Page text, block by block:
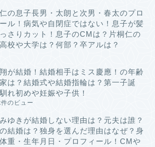
の息子長男・太朗と次男・春太のプロ
ル！病気や自閉症ではない！息子が髪
さりカット！息子のCMは？片桐仁の
校や大学は？何部？卒アルは？
が結婚！結婚相手はミス慶應！の年齢
は？結婚式や結婚指輪は？第一子誕
れ初めや妊娠や子供！
のビュー
ゆきが結婚しない理由は？元夫は誰？
結婚は？独身を選んだ理由はなぜ？身
重・生年月日・プロフィール！CMや